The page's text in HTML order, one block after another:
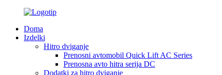
Doma
Izdelki
Hitro dviganje
Prenosni avtomobil Quick Lift AC Series
Prenosna avto hitra serija DC
Dodatki za hitro dviganje